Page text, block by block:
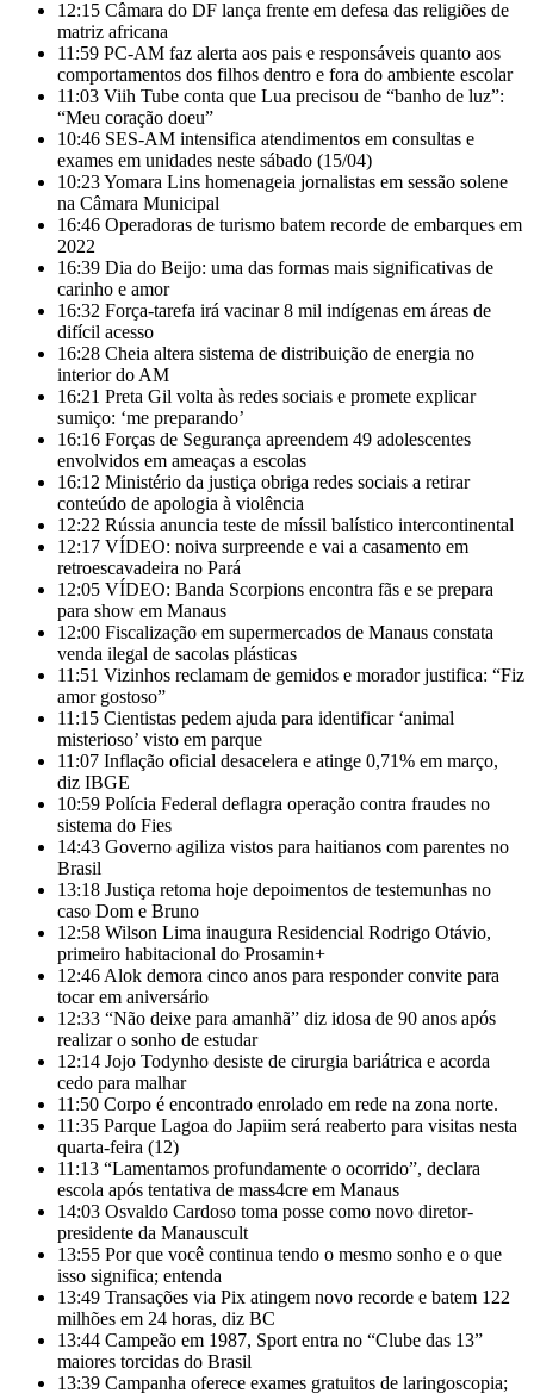
12:15 Câmara do DF lança frente em defesa das religiões de
matriz africana
11:59 PC-AM faz alerta aos pais e responsáveis quanto aos
comportamentos dos filhos dentro e fora do ambiente escolar
11:03 Viih Tube conta que Lua precisou de “banho de luz”:
“Meu coração doeu”
10:46 SES-AM intensifica atendimentos em consultas e
exames em unidades neste sábado (15/04)
10:23Yomara Lins homenageia jornalistas em sessão solene
na Câmara Municipal
16:46 Operadoras de turismo batem recorde de embarques em
2022
16:39 Dia do Beijo: uma das formas mais significativas de
carinho e amor
16:32 Força-tarefa irá vacinar 8 mil indígenas em áreas de
difícil acesso
16:28 Cheia altera sistema de distribuição de energia no
interior do AM
16:21 Preta Gil volta às redes sociais e promete explicar
sumiço: ‘me preparando’
16:16 Forças de Segurança apreendem 49 adolescentes
envolvidos em ameaças a escolas
16:12 Ministério da justiça obriga redes sociais a retirar
conteúdo de apologia à violência
12:22 Rússia anuncia teste de míssil balístico intercontinental
12:17 VÍDEO: noiva surpreende e vai a casamento em
retroescavadeira no Pará
12:05 VÍDEO: Banda Scorpions encontra fãs e se prepara
para show em Manaus
12:00 Fiscalização em supermercados de Manaus constata
venda ilegal de sacolas plásticas
11:51 Vizinhos reclamam de gemidos e morador justifica: “Fiz
amor gostoso”
11:15 Cientistas pedem ajuda para identificar ‘animal
misterioso’ visto em parque
11:07 Inflação oficial desacelera e atinge 0,71% em março,
diz IBGE
10:59 Polícia Federal deflagra operação contra fraudes no
sistema do Fies
14:43 Governo agiliza vistos para haitianos com parentes no
Brasil
13:18 Justiça retoma hoje depoimentos de testemunhas no
caso Dom e Bruno
12:58 Wilson Lima inaugura Residencial Rodrigo Otávio,
primeiro habitacional do Prosamin+
12:46 Alok demora cinco anos para responder convite para
tocar em aniversário
12:33 “Não deixe para amanhã” diz idosa de 90 anos após
realizar o sonho de estudar
12:14 Jojo Todynho desiste de cirurgia bariátrica e acorda
cedo para malhar
11:50 Corpo é encontrado enrolado em rede na zona norte.
11:35 Parque Lagoa do Japiim será reaberto para visitas nesta
quarta-feira (12)
11:13 “Lamentamos profundamente o ocorrido”, declara
escola após tentativa de mass4cre em Manaus
14:03 Osvaldo Cardoso toma posse como novo diretor-
presidente da Manauscult
13:55 Por que você continua tendo o mesmo sonho e o que
isso significa; entenda
13:49 Transações via Pix atingem novo recorde e batem 122
milhões em 24 horas, diz BC
13:44 Campeão em 1987, Sport entra no “Clube das 13”
maiores torcidas do Brasil
13:39 Campanha oferece exames gratuitos de laringoscopia;